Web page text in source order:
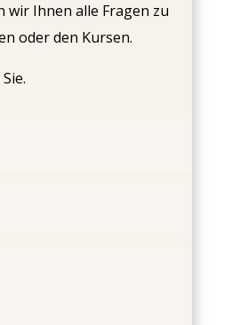
wir Ihnen alle Fragen zu
oder den Kursen.